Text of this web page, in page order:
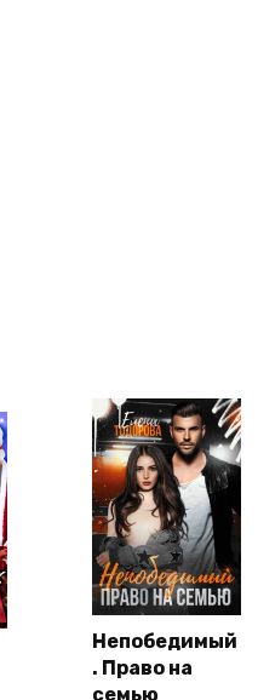
Непобедимый
. Право на
семью